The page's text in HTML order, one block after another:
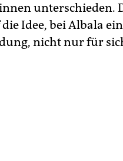
unterschieden.
Idee, bei Albala
nicht nur für